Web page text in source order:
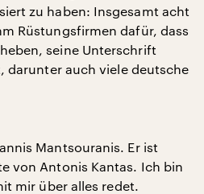
zu haben: Insgesamt acht
Rüstungsfirmen dafür, dass
seine Unterschrift
darunter auch viele deutsche
Mantsouranis. Er ist
von Antonis Kantas. Ich bin
mir über alles redet.